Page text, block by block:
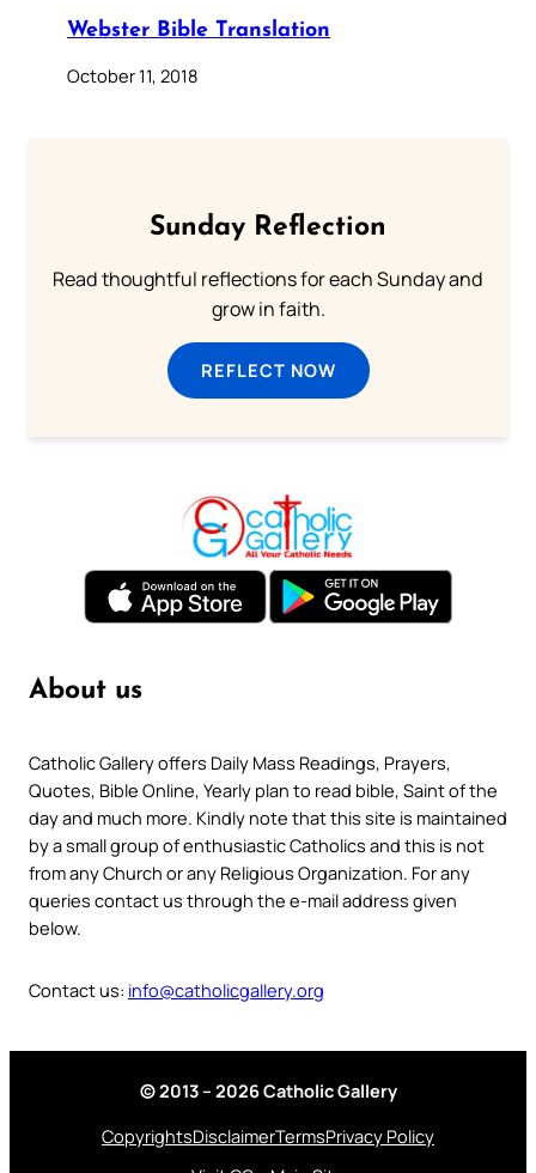
Webster Bible Translation
October 11, 2018
Sunday Reflection
Read thoughtful reflections for each Sunday and
grow in faith.
REFLECT NOW
About us
Catholic Gallery offers Daily Mass Readings, Prayers,
Quotes, Bible Online, Yearly plan to read bible, Saint of the
day and much more. Kindly note that this site is maintained
by a small group of enthusiastic Catholics and this is not
from any Church or any Religious Organization. For any
queries contact us through the e-mail address given
below.
Contact us: info@catholicgallery.org
© 2013 – 2026 Catholic Gallery
CopyrightsDisclaimerTermsPrivacy Policy